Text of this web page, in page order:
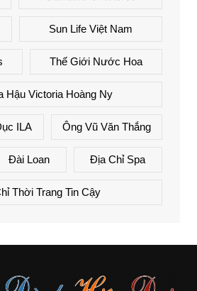
Sun Life Việt Nam
Thế Giới Nước Hoa
Hậu Victoria Hoàng Ny
ILA Ông Vũ Văn Thắng
Đài Loan Địa Chỉ Spa
Thời Trang Tin Cậy